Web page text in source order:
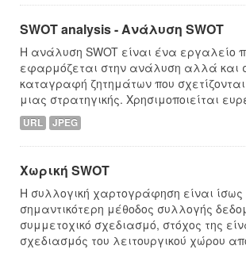
SWOT analysis - Ανάλυση SWOT
Η ανάλυση SWOT είναι ένα εργαλείο
εφαρμόζεται στην ανάλυση αλλά και
καταγραφή ζητημάτων που
μιας στρατηγικής. Χρησιμοποιείται
URL JPEG
Χωρική SWOT
Η συλλογική χαρτογράφηση είναι ίσως
σημαντικότερη μέθοδος συλλογής
συμμετοχικό σχεδιασμό, στόχος της
σχεδιασμός του λειτουργικού χώρου